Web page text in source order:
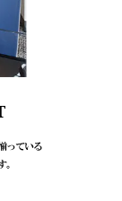
っている